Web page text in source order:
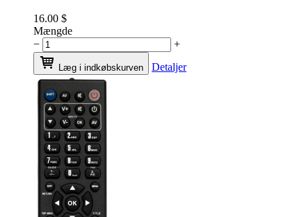
16.00 $
Mængde
−
+
Læg i indkøbskurven Detaljer